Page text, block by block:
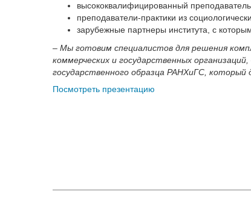
высококвалифицированный
преподаватели-практики из
зарубежные партнеры института, с
– Мы готовим специалистов для решения
коммерческих и государственных
государственного образца РАНХиГС,
Посмотреть презентацию